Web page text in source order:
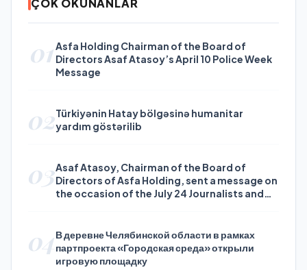
01Asfa Holding Chairman of the Board of
Directors Asaf Atasoy’s April 10 Police Week
Message
02Türkiyənin Hatay bölgəsinə humanitar
yardım göstərilib
03Asaf Atasoy, Chairman of the Board of
Directors of Asfa Holding, sent a message on
the occasion of the July 24 Journalists and
04В деревне Челябинской области в рамках
партпроекта «Городская среда» открыли
игровую площадку